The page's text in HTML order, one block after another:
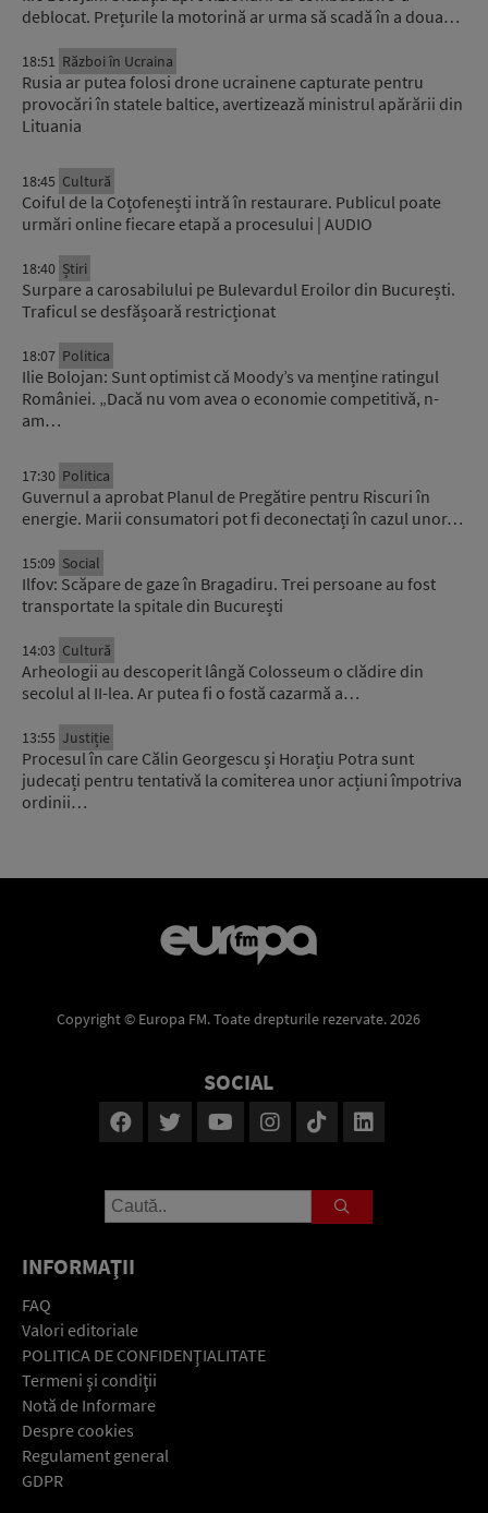
deblocat. Prețurile la motorină ar urma să scadă în a doua…
18:51 Război în Ucraina
Rusia ar putea folosi drone ucrainene capturate pentru
provocări în statele baltice, avertizează ministrul apărării din
Lituania
18:45 Cultură
Coiful de la Coțofenești intră în restaurare. Publicul poate
urmări online fiecare etapă a procesului | AUDIO
18:40 Știri
Surpare a carosabilului pe Bulevardul Eroilor din București.
Traficul se desfășoară restricționat
18:07 Politica
Ilie Bolojan: Sunt optimist că Moody’s va menține ratingul
României. „Dacă nu vom avea o economie competitivă, n-
am…
17:30 Politica
Guvernul a aprobat Planul de Pregătire pentru Riscuri în
energie. Marii consumatori pot fi deconectați în cazul unor…
15:09 Social
Ilfov: Scăpare de gaze în Bragadiru. Trei persoane au fost
transportate la spitale din București
14:03 Cultură
Arheologii au descoperit lângă Colosseum o clădire din
secolul al II-lea. Ar putea fi o fostă cazarmă a…
13:55 Justiție
Procesul în care Călin Georgescu și Horațiu Potra sunt
judecați pentru tentativă la comiterea unor acțiuni împotriva
ordinii…
Copyright © Europa FM. Toate drepturile rezervate. 2026
SOCIAL
INFORMAŢII
FAQ
Valori editoriale
POLITICA DE CONFIDENŢIALITATE
Termeni şi condiţii
Notă de Informare
Despre cookies
Regulament general
GDPR